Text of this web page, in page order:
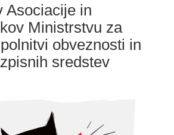
Asociacije in
Ministrstvu za
obveznosti in
sredstev